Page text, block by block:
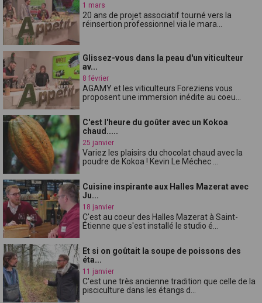
1 mars
20 ans de projet associatif tourné vers la
réinsertion professionnel via le mara...
Glissez-vous dans la peau d'un viticulteur
av...
8 février
AGAMY et les viticulteurs Foreziens vous
proposent une immersion inédite au coeu...
C'est l'heure du goûter avec un Kokoa
chaud.....
25 janvier
Variez les plaisirs du chocolat chaud avec la
poudre de Kokoa ! Kevin Le Méchec ...
Cuisine inspirante aux Halles Mazerat avec
Ju...
18 janvier
C'est au coeur des Halles Mazerat à Saint-
Étienne que s'est installé le studio é...
Et si on goûtait la soupe de poissons des
éta...
11 janvier
C'est une très ancienne tradition que celle de la
pisciculture dans les étangs d...